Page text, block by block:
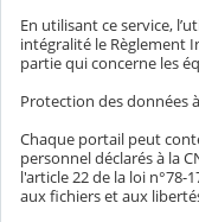
En utilisant ce service,
intégralité le Règlement
partie qui concerne les
Protection des données
Chaque portail peut
personnel déclarés à la
l'article 22 de la loi
aux fichiers et aux